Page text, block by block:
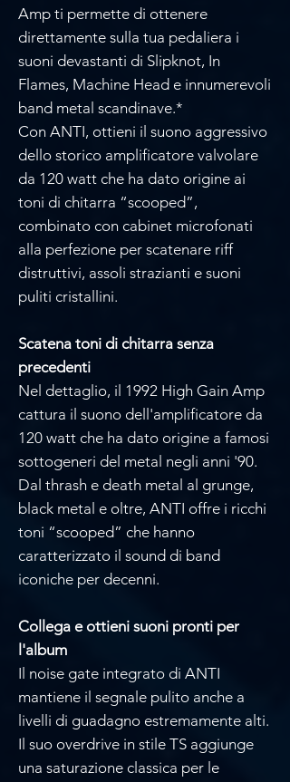
Amp ti permette di ottenere
direttamente sulla tua pedaliera i
suoni devastanti di Slipknot, In
Flames, Machine Head e innumerevoli
band metal scandinave.*
Con ANTI, ottieni il suono aggressivo
dello storico amplificatore valvolare
da 120 watt che ha dato origine ai
toni di chitarra “scooped”,
combinato con cabinet microfonati
alla perfezione per scatenare riff
distruttivi, assoli strazianti e suoni
puliti cristallini.
Scatena toni di chitarra senza
precedenti
Nel dettaglio, il 1992 High Gain Amp
cattura il suono dell'amplificatore da
120 watt che ha dato origine a famosi
sottogeneri del metal negli anni '90.
Dal thrash e death metal al grunge,
black metal e oltre, ANTI offre i ricchi
toni “scooped” che hanno
caratterizzato il sound di band
iconiche per decenni.
Collega e ottieni suoni pronti per
l'album
Il noise gate integrato di ANTI
mantiene il segnale pulito anche a
livelli di guadagno estremamente alti.
Il suo overdrive in stile TS aggiunge
una saturazione classica per le